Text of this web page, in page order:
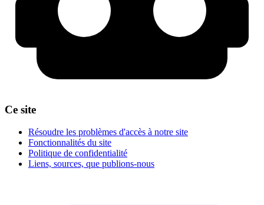
Ce site
Résoudre les problèmes d'accès à notre site
Fonctionnalités du site
Politique de confidentialité
Liens, sources, que publions-nous